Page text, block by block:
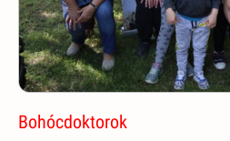
Bohócdoktorok